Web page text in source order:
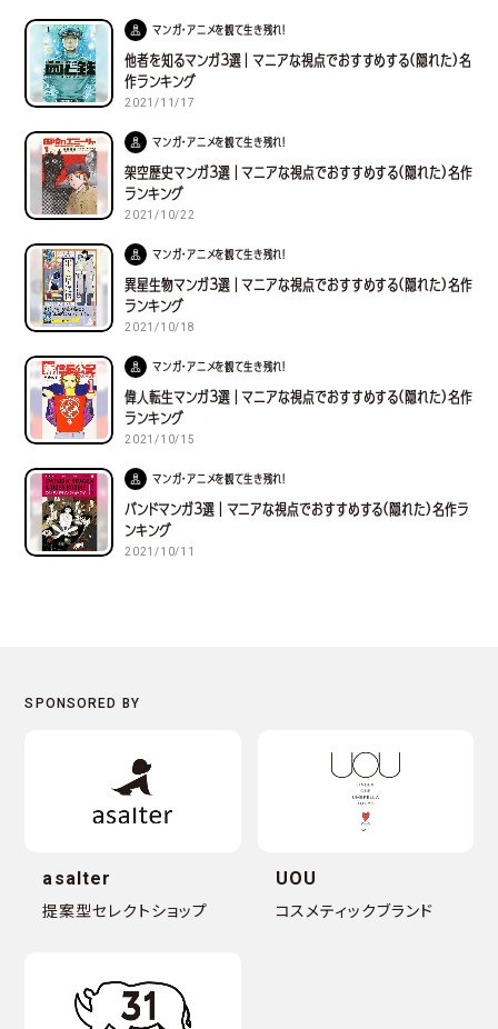
マンガ・アニメを観て生き残れ！
他者を知るマンガ３選｜マニアな視点でおすすめする(隠れた)名
作ランキング
2021/11/17
マンガ・アニメを観て生き残れ！
架空歴史マンガ３選｜マニアな視点でおすすめする(隠れた)名作
ランキング
2021/10/22
マンガ・アニメを観て生き残れ！
異星生物マンガ３選｜マニアな視点でおすすめする(隠れた)名作
ランキング
2021/10/18
マンガ・アニメを観て生き残れ！
偉人転生マンガ３選｜マニアな視点でおすすめする(隠れた)名作
ランキング
2021/10/15
マンガ・アニメを観て生き残れ！
バンドマンガ３選｜マニアな視点でおすすめする(隠れた)名作ラ
ンキング
2021/10/11
asalter
提案型セレクトショップ
UOU
コスメティックブランド